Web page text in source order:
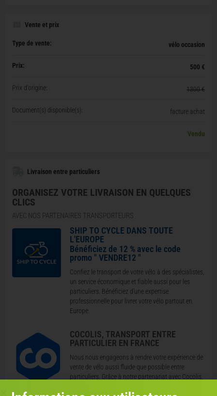
Vente et prix
Type de vente: vélo occasion
Prix: 500 €
Prix d'origine: 1300 €
Document(s) disponible(s): facture achat
Vendu
Livraison entre particuliers
ORGANISEZ VOTRE LIVRAISON EN QUELQUES
CLICS
AVEC NOS PARTENAIRES TRANSPORTEURS
SHIP TO CYCLE DANS TOUTE
L'EUROPE
Bénéficiez de 12 % avec le code
promo " VENDRE12 "
Confiez le transport de votre vélo à des spécialistes,
un service économique et fiable aussi pour les
particuliers. Bénéficiez d’une expertise
professionnelle pour livrer votre vélo partout en
Europe.
COCOLIS, TRANSPORT ENTRE
PARTICULIER EN FRANCE
Nous nous engageons à rendre votre expérience de
vente de vélo aussi fluide que possible entre
particuliers. Grâce à notre partenariat avec Cocolis,